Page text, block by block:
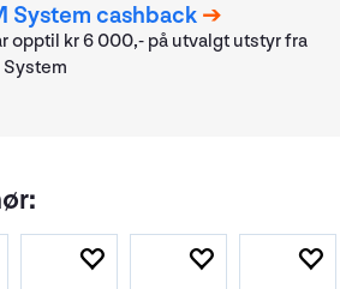
System cashback
opptil kr 6 000,- på utvalgt utstyr fra
System